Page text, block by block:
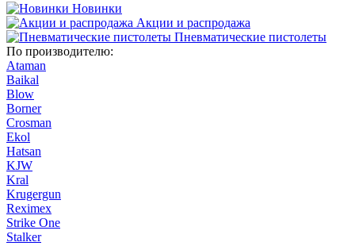
Новинки
Акции и распродажа
Пневматические пистолеты
По производителю:
Ataman
Baikal
Blow
Borner
Crosman
Ekol
Hatsan
KJW
Kral
Krugergun
Reximex
Strike One
Stalker